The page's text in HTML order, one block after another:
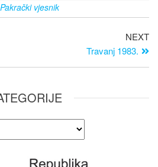
Pakrački vjesnik
NEXT
Travanj 1983.